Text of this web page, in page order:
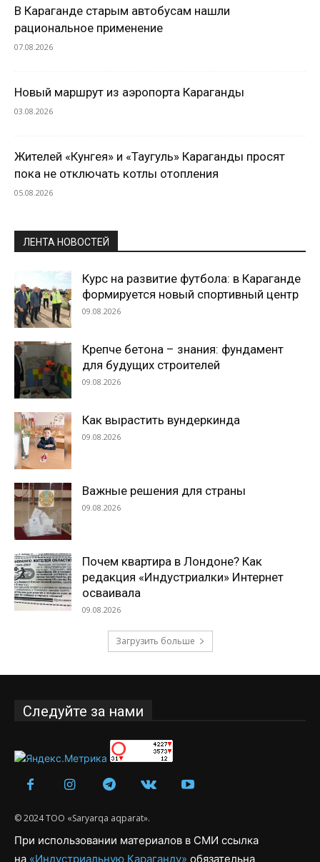
В Караганде старым автобусам нашли
рациональное применение
07.08.2026
Новый маршрут из аэропорта Караганды
03.08.2026
Жителей «Кунгея» и «Таугуль» Караганды просят
пока не отключать котлы отопления
05.08.2026
ЛЕНТА НОВОСТЕЙ
Курс на развитие футбола: в Караганде
формируется новый спортивный центр
09.08.2026
Крепче бетона – знания: фундамент
для будущих строителей
09.08.2026
Как вырастить вундеркинда
09.08.2026
Важные решения для страны
09.08.2026
Почем квартира в Лондоне? Как
редакция «Индустриалки» Интернет
осваивала
09.08.2026
Загрузить больше
Следуйте за нами
© 2024 ТОО «Saryarqa aqparat».
При использовании материалов в СМИ ссылка
на «Индустриальную Караганду» обязательна